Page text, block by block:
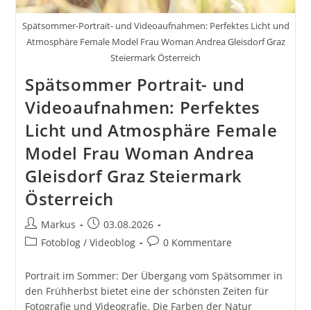
Spätsommer-Portrait- und Videoaufnahmen: Perfektes Licht und
Atmosphäre Female Model Frau Woman Andrea Gleisdorf Graz
Steiermark Österreich
Spätsommer Portrait- und
Videoaufnahmen: Perfektes
Licht und Atmosphäre Female
Model Frau Woman Andrea
Gleisdorf Graz Steiermark
Österreich
Beitrags-
Autor:
Markus
Beitrag
veröffentlicht:
03.08.2026
Beitrags-
Fotoblog / Videoblog
Beitrags-
0 Kommentare
Portrait im Sommer: Der Übergang vom Spätsommer in
den Frühherbst bietet eine der schönsten Zeiten für
Fotografie und Videografie. Die Farben der Natur